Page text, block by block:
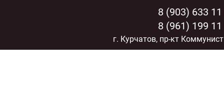
8 (903) 633
8 (961) 199
г. Курчатов, пр-кт